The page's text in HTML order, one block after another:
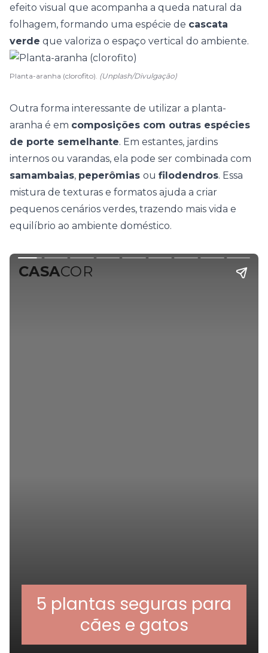
efeito visual que acompanha a queda natural da
folhagem, formando uma espécie de cascata
verde que valoriza o espaço vertical do ambiente.
Planta-aranha (clorofito). (Unplash/Divulgação)
Outra forma interessante de utilizar a planta-
aranha é em composições com outras espécies
de porte semelhante. Em estantes, jardins
internos ou varandas, ela pode ser combinada com
samambaias, peperômias ou filodendros. Essa
mistura de texturas e formatos ajuda a criar
pequenos cenários verdes, trazendo mais vida e
equilíbrio ao ambiente doméstico.